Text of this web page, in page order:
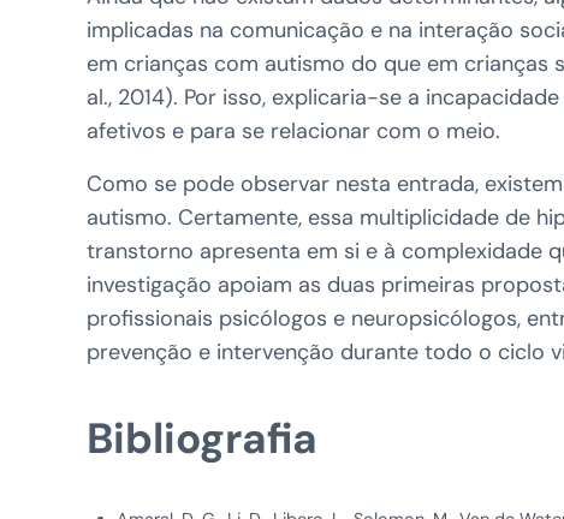
implicadas na comunicação e na interação
em crianças com autismo do que em crianças
al., 2014). Por isso, explicaria-se a
afetivos e para se relacionar com o meio.
Como se pode observar nesta entrada,
autismo. Certamente, essa multiplicidade de
transtorno apresenta em si e à complexidade
investigação apoiam as duas primeiras
profissionais psicólogos e neuropsicólogos,
prevenção e intervenção durante todo o ciclo
Bibliografia